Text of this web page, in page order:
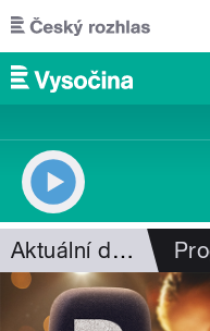
Přejít k hlavnímu obsahu
Aktuální dění